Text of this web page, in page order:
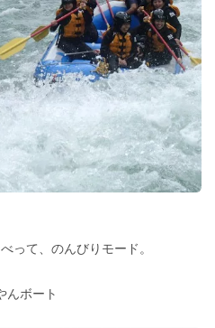
って、のんびりモード。
んボート